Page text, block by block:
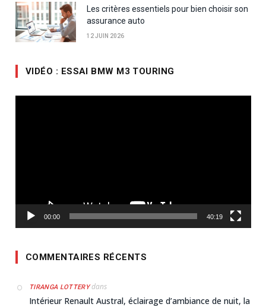
Les critères essentiels pour bien choisir son
assurance auto
12 JUIN 2026
VIDÉO : ESSAI BMW M3 TOURING
00:00 40:19
COMMENTAIRES RÉCENTS
TIRANGA LOTTERYdans
Intérieur Renault Austral, éclairage d’ambiance de nuit, la